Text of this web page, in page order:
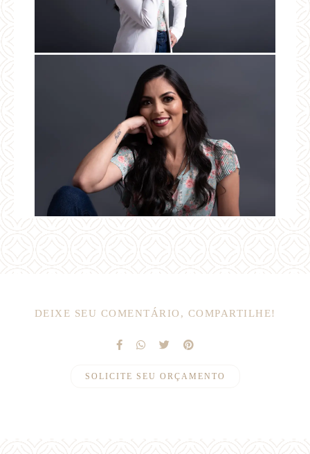
DEIXE SEU COMENTÁRIO, COMPARTILHE!
SOLICITE SEU ORÇAMENTO